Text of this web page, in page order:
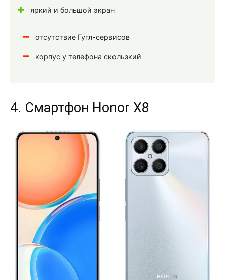
яркий и большой экран
отсутствие Гугл-сервисов
корпус у телефона скользкий
4. Смартфон Honor X8